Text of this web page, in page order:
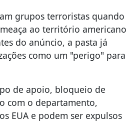
grupos terroristas quando
ao território americano
do anúncio, a pasta já
como um "perigo" para
de apoio, bloqueio de
com o departamento,
EUA e podem ser expulsos